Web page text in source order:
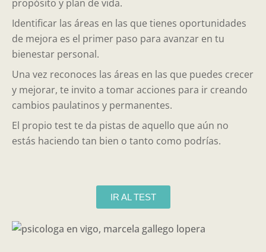
propósito y plan de vida.
Identificar las áreas en las que tienes oportunidades
de mejora es el primer paso para avanzar en tu
bienestar personal.
Una vez reconoces las áreas en las que puedes crecer
y mejorar, te invito a tomar acciones para ir creando
cambios paulatinos y permanentes.
El propio test te da pistas de aquello que aún no
estás haciendo tan bien o tanto como podrías.
IR AL TEST